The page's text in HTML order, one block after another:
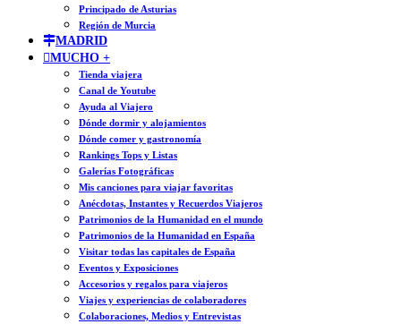
Principado de Asturias
Región de Murcia
MADRID
MUCHO +
Tienda viajera
Canal de Youtube
Ayuda al Viajero
Dónde dormir y alojamientos
Dónde comer y gastronomía
Rankings Tops y Listas
Galerías Fotográficas
Mis canciones para viajar favoritas
Anécdotas, Instantes y Recuerdos Viajeros
Patrimonios de la Humanidad en el mundo
Patrimonios de la Humanidad en España
Visitar todas las capitales de España
Eventos y Exposiciones
Accesorios y regalos para viajeros
Viajes y experiencias de colaboradores
Colaboraciones, Medios y Entrevistas